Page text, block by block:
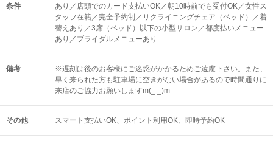
条件
あり／店頭でのカード支払いOK／朝10時前でも受付OK／女性ス
タッフ在籍／完全予約制／リクライニングチェア（ベッド）／着
替えあり／3席（ベッド）以下の小型サロン／都度払いメニュー
あり／ブライダルメニューあり
備考
※遅刻は後のお客様にご迷惑がかかるためご遠慮下さい。また、
早く来られた方も駐車場に空きがない場合があるので時間通りに
来店のご協力お願いしますm(_ _)m
その他 スマート支払いOK ポイント利用OK 即時予約OK